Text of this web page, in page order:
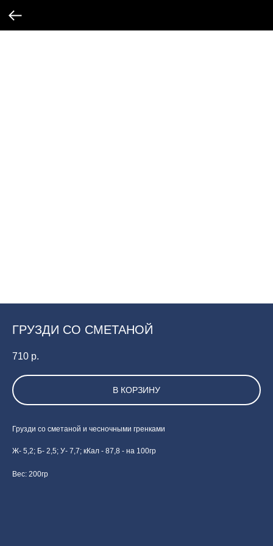
ГРУЗДИ СО СМЕТАНОЙ
710 р.
В КОРЗИНУ
Грузди со сметаной и чесночными гренками
Ж- 5,2; Б- 2,5; У- 7,7; кКал - 87,8 - на 100гр
Вес: 200гр